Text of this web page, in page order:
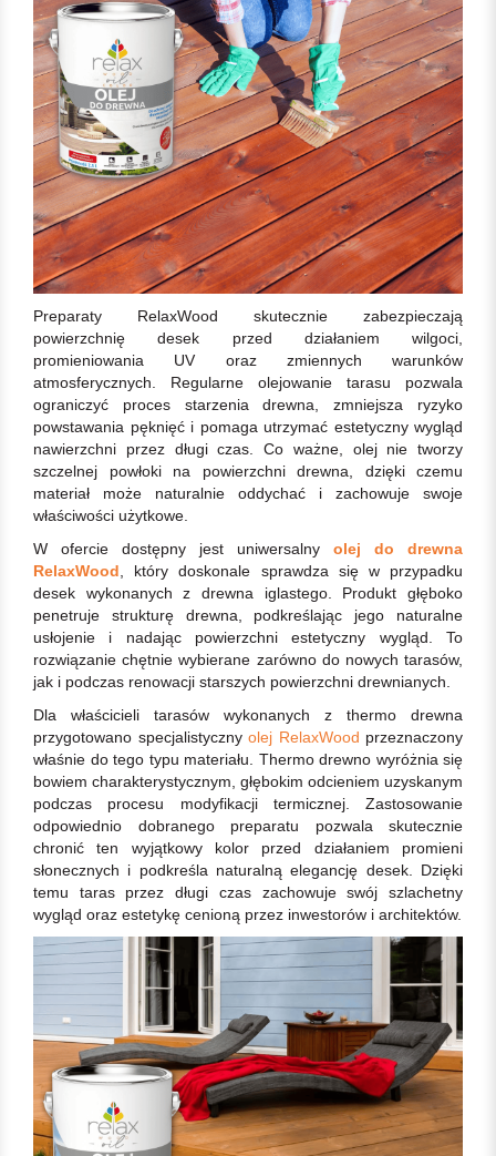
Preparaty RelaxWood skutecznie zabezpieczają
powierzchnię desek przed działaniem wilgoci,
promieniowania UV oraz zmiennych warunków
atmosferycznych. Regularne olejowanie tarasu pozwala
ograniczyć proces starzenia drewna, zmniejsza ryzyko
powstawania pęknięć i pomaga utrzymać estetyczny wygląd
nawierzchni przez długi czas. Co ważne, olej nie tworzy
szczelnej powłoki na powierzchni drewna, dzięki czemu
materiał może naturalnie oddychać i zachowuje swoje
właściwości użytkowe.
W ofercie dostępny jest uniwersalny
olej do drewna
RelaxWood , który doskonale sprawdza się w przypadku
desek wykonanych z drewna iglastego. Produkt głęboko
penetruje strukturę drewna, podkreślając jego naturalne
usłojenie i nadając powierzchni estetyczny wygląd. To
rozwiązanie chętnie wybierane zarówno do nowych tarasów,
jak i podczas renowacji starszych powierzchni drewnianych.
Dla właścicieli tarasów wykonanych z thermo drewna
przygotowano specjalistycznyolej RelaxWood przeznaczony
właśnie do tego typu materiału. Thermo drewno wyróżnia się
bowiem charakterystycznym, głębokim odcieniem uzyskanym
podczas procesu modyfikacji termicznej. Zastosowanie
odpowiednio dobranego preparatu pozwala skutecznie
chronić ten wyjątkowy kolor przed działaniem promieni
słonecznych i podkreśla naturalną elegancję desek. Dzięki
temu taras przez długi czas zachowuje swój szlachetny
wygląd oraz estetykę cenioną przez inwestorów i architektów.